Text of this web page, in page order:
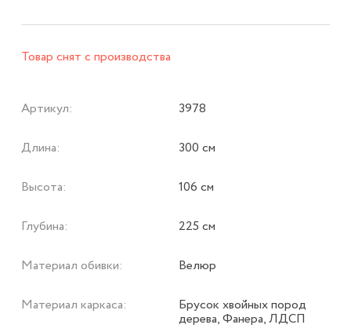
Товар снят с производства
Артикул: 3978
Длина: 300 см
Высота: 106 см
Глубина: 225 см
Материал обивки: Велюр
Материал каркаса: Брусок хвойных пород
дерева, Фанера, ЛДСП